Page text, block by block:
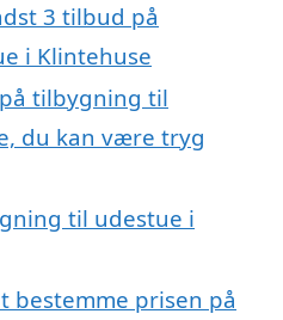
3 tilbud på
i Klintehuse
tilbygning til
du kan være tryg
til udestue i
bestemme prisen på